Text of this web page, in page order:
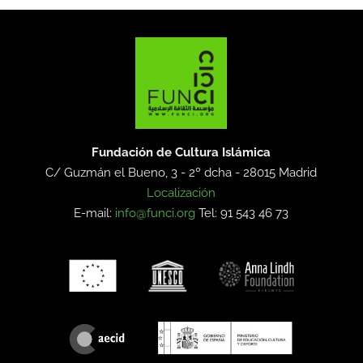
Fundación de Cultura Islámica
C/ Guzmán el Bueno, 3 - 2º dcha -28015 Madrid
Localización
E-mail: info@funci.org Tel: 91 543 46 73